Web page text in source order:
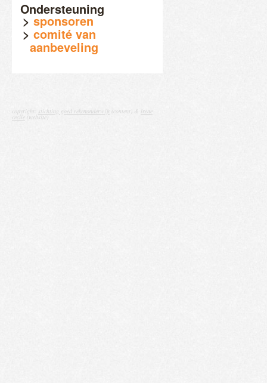
Ondersteuning
sponsoren
comité van
aanbeveling
copyright: stichting goed rekenonderwijs (content) & irene
cecile (website)